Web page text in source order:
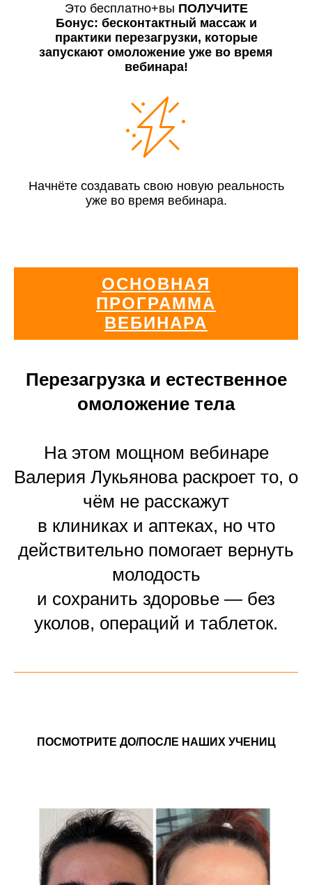
Это бесплатно+вы ПОЛУЧИТЕ
Бонус: бесконтактный массаж и
практики перезагрузки, которые
запускают омоложение уже во время
вебинара!
Начнёте создавать свою новую реальность
уже во время вебинара.
ОСНОВНАЯ
ПРОГРАММА
ВЕБИНАРА
Перезагрузка и естественное
омоложение тела
На этом мощном вебинаре
Валерия Лукьянова раскроет то, о
чём не расскажут
в клиниках и аптеках, но что
действительно помогает вернуть
молодость
и сохранить здоровье — без
уколов, операций и таблеток.
ПОСМОТРИТЕ ДО/ПОСЛЕ НАШИХ УЧЕНИЦ